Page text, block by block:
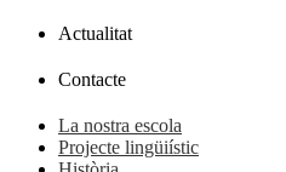
Actualitat
Contacte
La nostra escola
Projecte lingüiístic